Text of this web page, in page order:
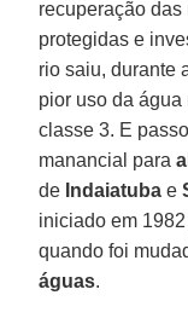
recuperação das
protegidas e
rio saiu, durante
pior uso da água
classe 3. E
manancial para
de Indaiatuba e
iniciado em
quando foi
águas.